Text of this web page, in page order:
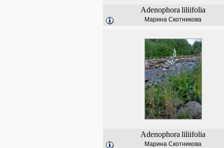
Adenophora liliifolia
Марина Скотникова
Adenophora liliifolia
Марина Скотникова